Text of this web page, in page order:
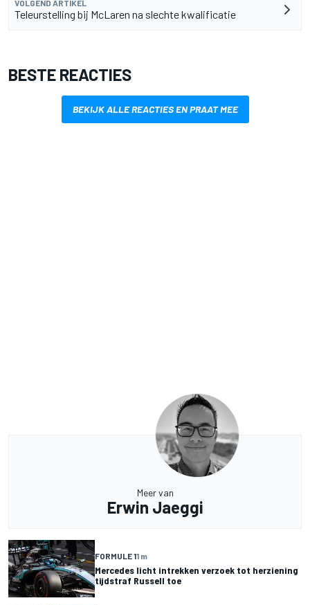
VOLGEND ARTIKEL
Teleurstelling bij McLaren na slechte kwalificatie
BESTE REACTIES
BEKIJK ALLE REACTIES EN PRAAT MEE
Meer van
Erwin Jaeggi
FORMULE 11 m
Mercedes licht intrekken verzoek tot herziening
tijdstraf Russell toe